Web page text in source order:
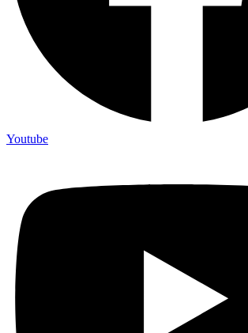
Youtube